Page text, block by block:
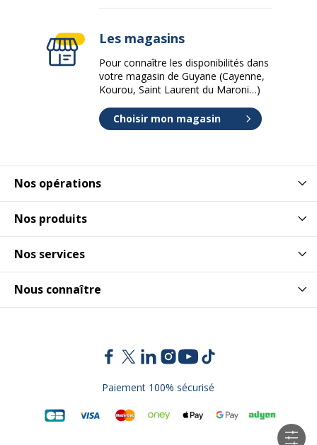
Nos opérations
Nos produits
Nos services
Nous connaître
Les magasins
Pour connaître les disponibilités dans
votre magasin de Guyane (Cayenne,
Kourou, Saint Laurent du Maroni…)
Choisir mon magasin
Paiement 100% sécurisé